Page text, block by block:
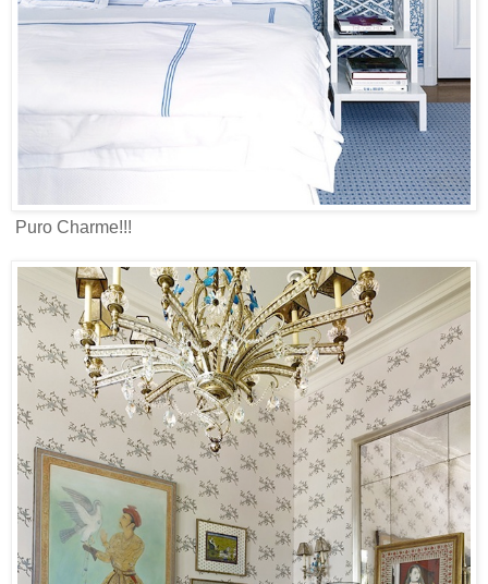
Puro Charme!!!